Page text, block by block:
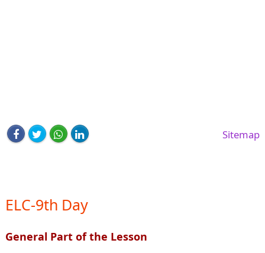
Sitemap
ELC-9th Day
General Part of the Lesson